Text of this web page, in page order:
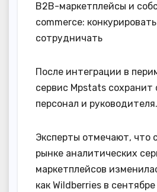
B2B-маркетплейсы и
commerce:
сотрудничать
После интеграции в
сервис Mpstats сохранит
персонал и руководителя.
Эксперты отмечают, что
рынке аналитических
маркетплейсов
как Wildberries в